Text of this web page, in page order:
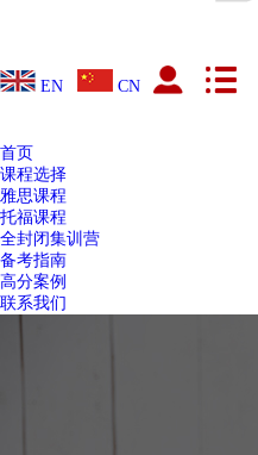
EN CN
首页
课程选择
雅思课程
托福课程
全封闭集训营
备考指南
高分案例
联系我们